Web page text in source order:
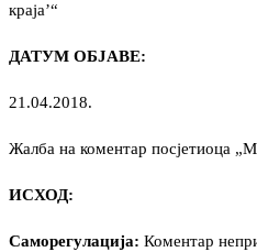
краја’“
ДАТУМ ОБЈАВЕ:
21.04.2018.
Жалба на коментар посјетиоца
ИСХОД:
Саморегулација: Коментар